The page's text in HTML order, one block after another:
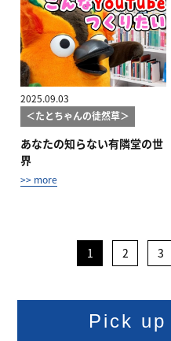
2025.09.03
＜たとちゃんの徒然草＞
あなたの知らない有隣堂の世
界
>> more
1 2 3
Pick up